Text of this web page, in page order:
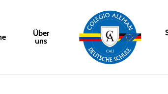
Über
uns